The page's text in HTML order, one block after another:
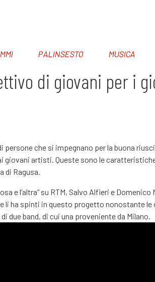
PALINSESTO MUSICA
di giovani per i
persone che si impegnano per la buona
artisti. Queste sono le
di Ragusa.
e l’altra” su RTM, Salvo Alfieri e
li ha spinti in questo progetto nonostante
due band, di cui una proveniente da Milano.